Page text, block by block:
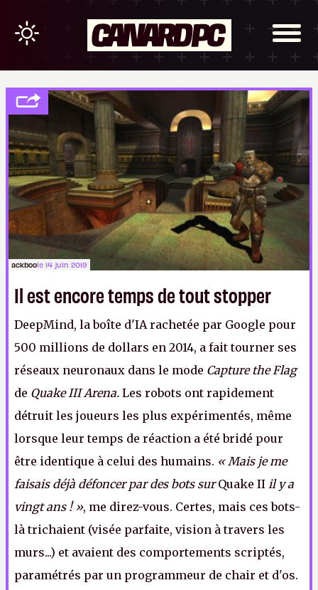
ackboole 14 juin 2019
Il est encore temps de tout stopper
DeepMind, la boîte d'IA rachetée par Google pour
500 millions de dollars en 2014, a fait tourner ses
réseaux neuronaux dans le mode Capture the Flag
de Quake III Arena. Les robots ont rapidement
détruit les joueurs les plus expérimentés, même
lorsque leur temps de réaction a été bridé pour
être identique à celui des humains. « Mais je me
faisais déjà défoncer par des bots surQuake II il y a
vingt ans ! », me direz-vous. Certes, mais ces bots-
là trichaient (visée parfaite, vision à travers les
murs...) et avaient des comportements scriptés,
paramétrés par un programmeur de chair et d'os.